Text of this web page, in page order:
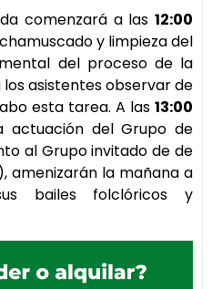
comenzará a las 12:00
y limpieza del
del proceso de la
asistentes observar de
esta tarea. A las 13:00
actuación del Grupo de
al Grupo invitado de de
amenizarán la mañana a
bailes folclóricos y